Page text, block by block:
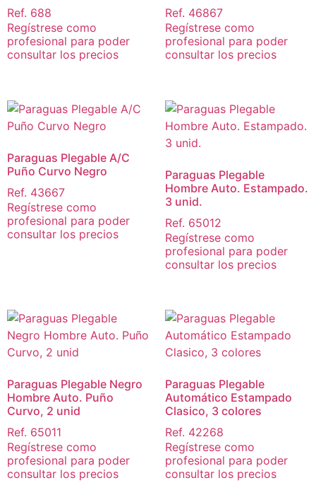
Ref. 688
Regístrese como
profesional para poder
consultar los precios
Ref. 46867
Regístrese como
profesional para poder
consultar los precios
Paraguas Plegable A/C
Puño Curvo Negro
Ref. 43667
Regístrese como
profesional para poder
consultar los precios
Paraguas Plegable
Hombre Auto. Estampado.
3 unid.
Ref. 65012
Regístrese como
profesional para poder
consultar los precios
Paraguas Plegable Negro
Hombre Auto. Puño
Curvo, 2 unid
Ref. 65011
Regístrese como
profesional para poder
consultar los precios
Paraguas Plegable
Automático Estampado
Clasico, 3 colores
Ref. 42268
Regístrese como
profesional para poder
consultar los precios